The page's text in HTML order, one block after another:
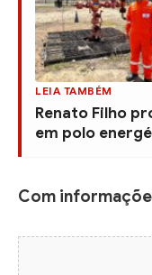
LEIA TAMBÉM
Renato Filho
em polo
Com